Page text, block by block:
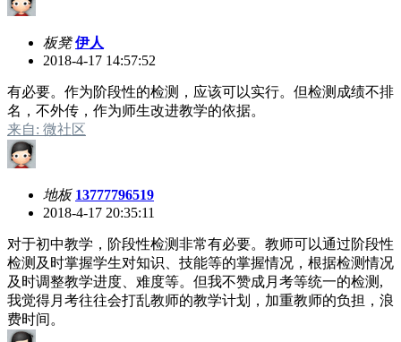
板凳 伊人
2018-4-17 14:57:52
有必要。作为阶段性的检测，应该可以实行。但检测成绩不排
名，不外传，作为师生改进教学的依据。
来自: 微社区
地板 13777796519
2018-4-17 20:35:11
对于初中教学，阶段性检测非常有必要。教师可以通过阶段性
检测及时掌握学生对知识、技能等的掌握情况，根据检测情况
及时调整教学进度、难度等。但我不赞成月考等统一的检测,
我觉得月考往往会打乱教师的教学计划，加重教师的负担，浪
费时间。